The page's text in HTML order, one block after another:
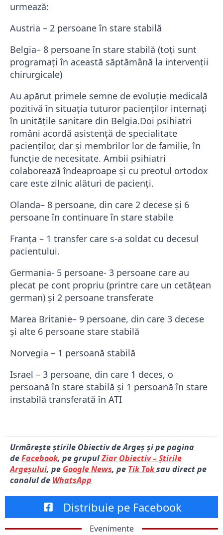
urmează:
Austria – 2 persoane în stare stabilă
Belgia– 8 persoane în stare stabilă (toți sunt
programați în această săptămână la intervenții
chirurgicale)
Au apărut primele semne de evoluție medicală
pozitivă în situația tuturor pacienților internați
în unitățile sanitare din Belgia.Doi psihiatri
români acordă asistenţă de specialitate
pacienţilor, dar şi membrilor lor de familie, în
funcţie de necesitate. Ambii psihiatri
colaborează îndeaproape şi cu preotul ortodox
care este zilnic alături de pacienţi.
Olanda– 8 persoane, din care 2 decese și 6
persoane în continuare în stare stabile
Franța – 1 transfer care s-a soldat cu decesul
pacientului.
Germania- 5 persoane- 3 persoane care au
plecat pe cont propriu (printre care un cetățean
german) și 2 persoane transferate
Marea Britanie– 9 persoane, din care 3 decese
și alte 6 persoane stare stabilă
Norvegia – 1 persoană stabilă
Israel – 3 persoane, din care 1 deces, o
persoană în stare stabilă și 1 persoană în stare
instabilă transferată în ATI
Urmărește știrile Obiectiv de Argeș și pe pagina
deFacebook, pe grupulZiar Obiectiv – Știrile
Argeșului, pe Google News, pe Tik Toksau direct pe
canalul de WhatsApp
Distribuie pe Facebook
Evenimente